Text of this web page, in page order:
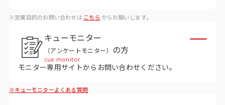
マーケティング支援
マーケティングDX
課題から探す
※営業目的のお問い合わせは こちら からお願いします。
キューモニター
（アンケートモニター） の方
cue monitor
モニター専用サイトからお問い合わせください。
※キューモニターよくある質問